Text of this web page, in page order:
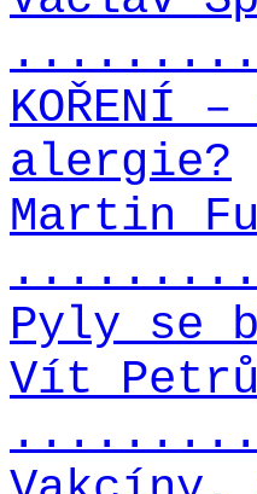
KOŘENÍ
alergie?
Martin
Pyly se
Vít